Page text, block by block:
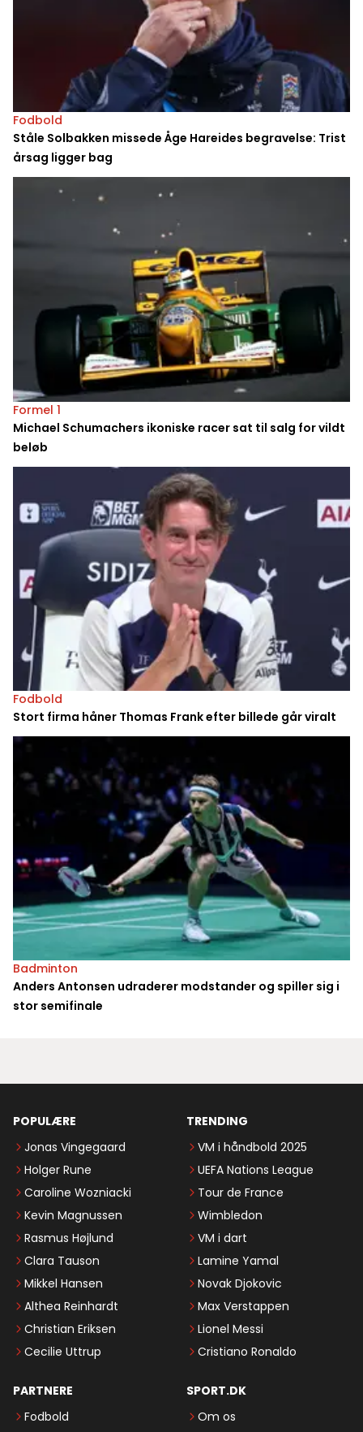
Fodbold
Ståle Solbakken missede Åge Hareides begravelse: Trist
årsag ligger bag
Formel 1
Michael Schumachers ikoniske racer sat til salg for vildt
beløb
Fodbold
Stort firma håner Thomas Frank efter billede går viralt
Badminton
Anders Antonsen udraderer modstander og spiller sig i
stor semifinale
POPULÆRE
Jonas Vingegaard
Holger Rune
Caroline Wozniacki
Kevin Magnussen
Rasmus Højlund
Clara Tauson
Mikkel Hansen
Althea Reinhardt
Christian Eriksen
Cecilie Uttrup
TRENDING
VM i håndbold 2025
UEFA Nations League
Tour de France
Wimbledon
VM i dart
Lamine Yamal
Novak Djokovic
Max Verstappen
Lionel Messi
Cristiano Ronaldo
PARTNERE
Fodbold
SPORT.DK
Om os